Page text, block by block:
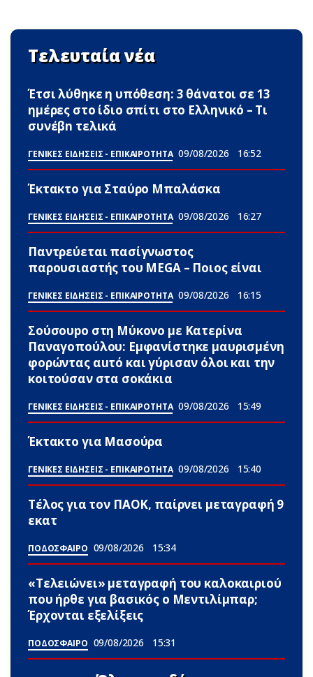
Τελευταία νέα
Έτσι λύθηκε η υπόθεση: 3 θάνατοι σε 13
ημέρες στο ίδιο σπίτι στο Ελληνικό – Τι
συνέβn τελικά
ΓΕΝΙΚΕΣ ΕΙΔΗΣΕΙΣ - ΕΠΙΚΑΙΡΟΤΗΤΑ 09/08/2026 16:52
Έκτακτο για Σταύρο Μπαλάσκα
ΓΕΝΙΚΕΣ ΕΙΔΗΣΕΙΣ - ΕΠΙΚΑΙΡΟΤΗΤΑ 09/08/2026 16:27
Παντρεύεται πασίγνωστος
παρουσιαστής του MEGA – Ποιος είναι
ΓΕΝΙΚΕΣ ΕΙΔΗΣΕΙΣ - ΕΠΙΚΑΙΡΟΤΗΤΑ 09/08/2026 16:15
Σούσουpο στη Μύκονο με Κατερίνα
Παναγοπούλου: Εμφανίστηκε μαυρισμένη
φορώντας αuτό και γύρισαν όλοι και την
κοιτούσαν στα σοκάκια
ΓΕΝΙΚΕΣ ΕΙΔΗΣΕΙΣ - ΕΠΙΚΑΙΡΟΤΗΤΑ 09/08/2026 15:49
Έκτακτο για Μασούρα
ΓΕΝΙΚΕΣ ΕΙΔΗΣΕΙΣ - ΕΠΙΚΑΙΡΟΤΗΤΑ 09/08/2026 15:40
Τέλος για τον ΠΑΟΚ, παίρνει μεταγραφή 9
εκατ
ΠΟΔΟΣΦΑΙΡΟ 09/08/2026 15:34
«Τελειώνει» μεταγραφή του καλοκαιριού
που ήρθε για βασικός ο Μεντιλίμπαρ;
Έρχονται εξελίξεις
ΠΟΔΟΣΦΑΙΡΟ 09/08/2026 15:31